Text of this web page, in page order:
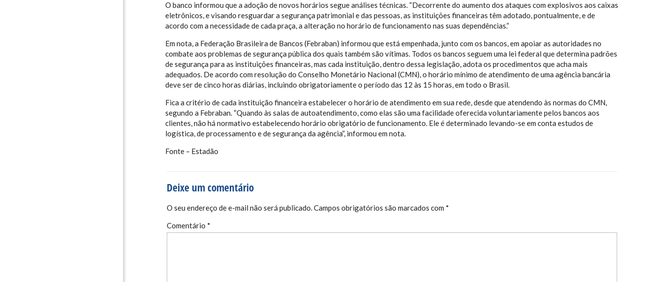
O banco informou que a adoção de novos horários segue análises técnicas. “Decorrente do aumento dos ataques com explosivos aos caixas
eletrônicos, e visando resguardar a segurança patrimonial e das pessoas, as instituições financeiras têm adotado, pontualmente, e de
acordo com a necessidade de cada praça, a alteração no horário de funcionamento nas suas dependências.”
Em nota, a Federação Brasileira de Bancos (Febraban) informou que está empenhada, junto com os bancos, em apoiar as autoridades no
combate aos problemas de segurança pública dos quais também são vítimas. Todos os bancos seguem uma lei federal que determina padrões
de segurança para as instituições financeiras, mas cada instituição, dentro dessa legislação, adota os procedimentos que acha mais
adequados. De acordo com resolução do Conselho Monetário Nacional (CMN), o horário mínimo de atendimento de uma agência bancária
deve ser de cinco horas diárias, incluindo obrigatoriamente o período das 12 às 15 horas, em todo o Brasil.
Fica a critério de cada instituição financeira estabelecer o horário de atendimento em sua rede, desde que atendendo às normas do CMN,
segundo a Febraban. “Quando às salas de autoatendimento, como elas são uma facilidade oferecida voluntariamente pelos bancos aos
clientes, não há normativo estabelecendo horário obrigatório de funcionamento. Ele é determinado levando-se em conta estudos de
logística, de processamento e de segurança da agência”, informou em nota.
Fonte – Estadão
Deixe um comentário
O seu endereço de e-mail não será publicado.Campos obrigatórios são marcados com *
Comentário *